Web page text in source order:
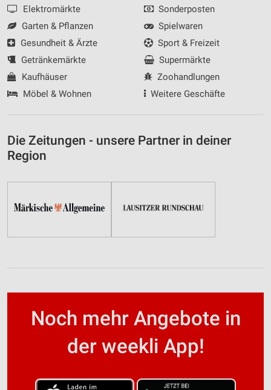
Elektromärkte
Garten & Pflanzen
Gesundheit & Ärzte
Getränkemärkte
Kaufhäuser
Möbel & Wohnen
Sonderposten
Spielwaren
Sport & Freizeit
Supermärkte
Zoohandlungen
Weitere Geschäfte
Die Zeitungen - unsere Partner in deiner
Region
Noch mehr Angebote in
der weekli App!